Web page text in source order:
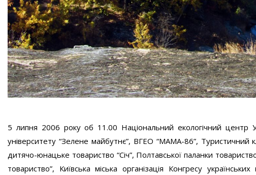
5 липня 2006 року об 11.00 Національний екологічний центр
університету “Зелене майбутнє”, ВГЕО “МАМА-86”, Туристичний
дитячо-юнацьке товариство “Січ”, Полтавської паланки
товариство”, Київська міська організація Конгресу